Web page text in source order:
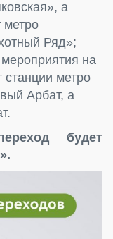
а
метро
Ряд»;
на
станции метро
Арбат, а
будет